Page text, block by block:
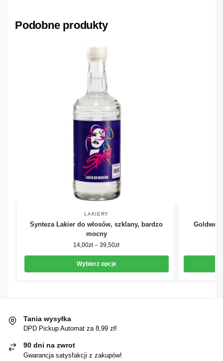
Podobne produkty
LAKIERY
Synteza Lakier do włosów, szklany, bardzo
mocny
14,00zł – 39,50zł
Wybierz opcje
Goldwell
Tania wysyłka
DPD Pickup Automat za 8,99 zł!
90 dni na zwrot
Gwarancja satysfakcji z zakupów!